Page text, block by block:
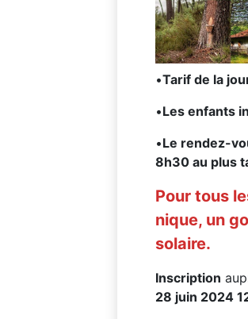
•Tarif de la
•Les enfants
•Le rendez-
8h30 au plus
Pour tous
nique, un
solaire.
Inscription
28 juin 2024